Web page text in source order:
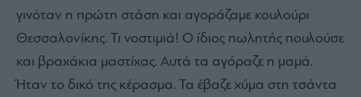
γινόταν η πρώτη στάση και αγοράζαμε κουλούρι
Θεσσαλονίκης. Τι νοστιμιά! Ο ίδιος πωλητής πουλούσε
και βραχάκια μαστίχας. Αυτά τα αγόραζε η μαμά.
Ήταν το δικό της κέρασμα. Τα έβαζε χύμα στη τσάντα